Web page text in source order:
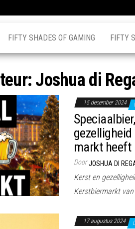
FIFTY SHADES OF GAMING FIFTY
Joshua di
15 december 2024
gezelligheid
markt heeft
Door JOSHUA DI
Kerst en
Kerstbiermarkt
17 augustus 2024